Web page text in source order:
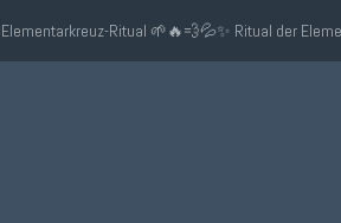
Elementarkreuz-Ritual 🌱🔥💨💦✨ Ritual der